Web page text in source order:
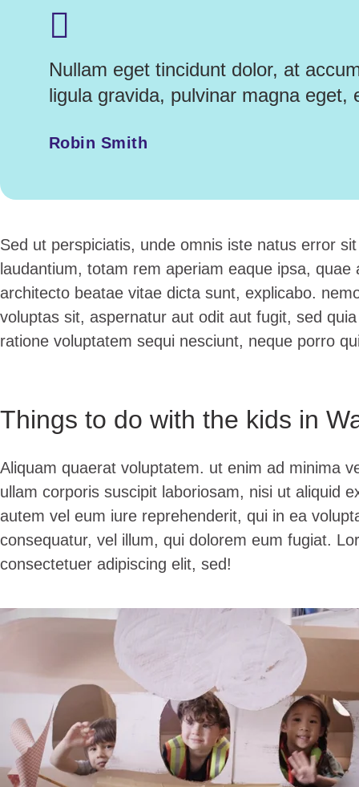
Nullam eget tincidunt dolor, at
ligula gravida, pulvinar magna eget,
Robin Smith
Sed ut perspiciatis, unde omnis iste natus error
laudantium, totam rem aperiam eaque ipsa,
architecto beatae vitae dicta sunt, explicabo.
voluptas sit, aspernatur aut odit aut fugit, sed
ratione voluptatem sequi nesciunt, neque porro
Things to do with the kids in
Aliquam quaerat voluptatem. ut enim ad minima
ullam corporis suscipit laboriosam, nisi ut aliquid
autem vel eum iure reprehenderit, qui in ea
consequatur, vel illum, qui dolorem eum fugiat.
consectetuer adipiscing elit, sed!